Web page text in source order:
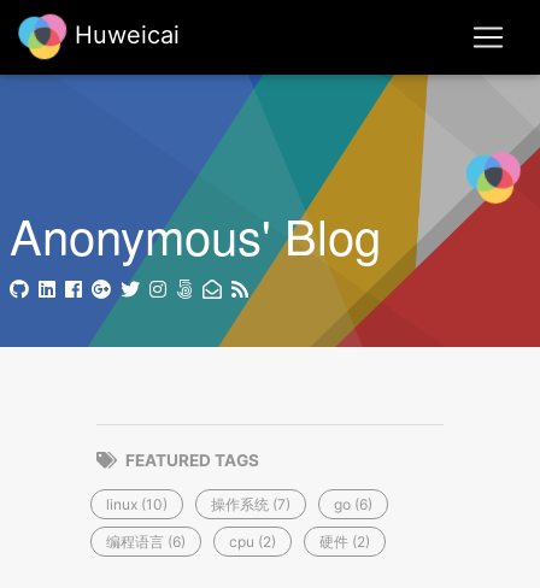
Huweicai
Anonymous' Blog
FEATURED TAGS
linux (10) 操作系统 (7) go (6)
编程语言 (6) cpu (2) 硬件 (2)